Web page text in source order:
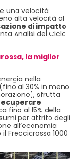
una velocità
alta velocità al
di impatto
Analisi del Ciclo
la miglior
nella
al 30% in meno
sfrutta
fino al 15% della
per attrito degli
all’economia
Frecciarossa 1000